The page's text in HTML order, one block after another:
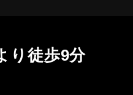
り徒歩9分